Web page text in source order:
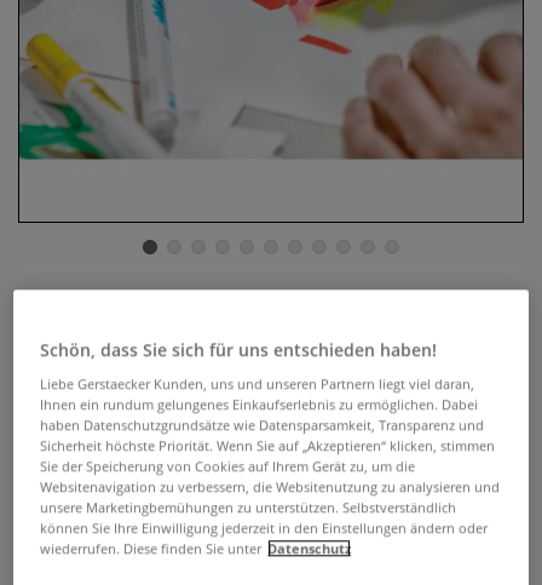
Marker 10er-Sets
0 Bewertungen
Der beliebte Brush Pen in zahlreichen 10er-Sets mit
verschiedenen thematischen Farbsortierungen. Dank der
reinen Rezeptur auf der Basis von Farbstoffen und Gummi
Arabicum sind die Farben besonders klar und brillant.
Mehr
Schön, dass Sie sich für uns entschieden haben!
Liebe Gerstaecker Kunden, uns und unseren Partnern liegt viel daran,
Ihnen ein rundum gelungenes Einkaufserlebnis zu ermöglichen. Dabei
haben Datenschutzgrundsätze wie Datensparsamkeit, Transparenz und
Sicherheit höchste Priorität. Wenn Sie auf „Akzeptieren“ klicken, stimmen
Sie der Speicherung von Cookies auf Ihrem Gerät zu, um die
Websitenavigation zu verbessern, die Websitenutzung zu analysieren und
unsere Marketingbemühungen zu unterstützen. Selbstverständlich
können Sie Ihre Einwilligung jederzeit in den Einstellungen ändern oder
wiederrufen. Diese finden Sie unter Datenschutz